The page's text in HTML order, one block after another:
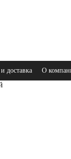
доставка О